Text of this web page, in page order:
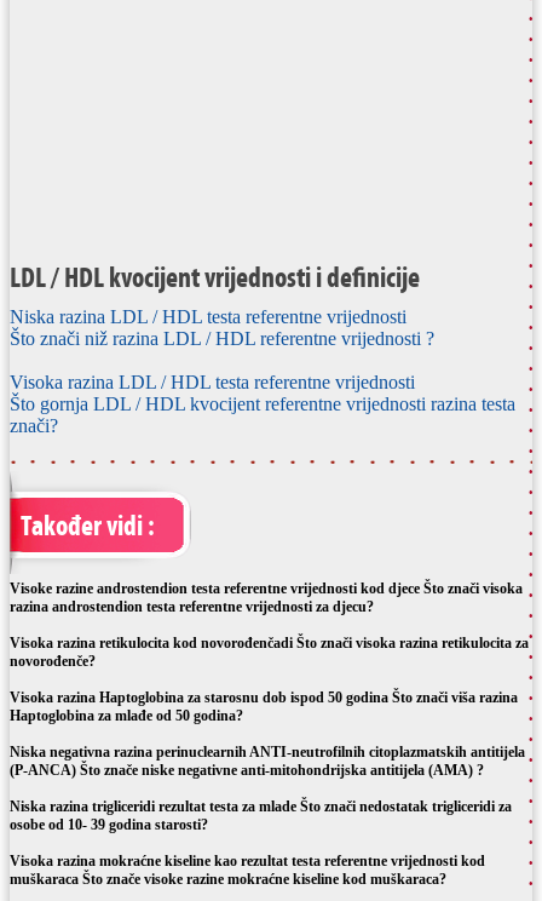
LDL / HDL kvocijent vrijednosti i definicije
Niska razina LDL / HDL testa referentne vrijednosti
Što znači niž razina LDL / HDL referentne vrijednosti ?
Visoka razina LDL / HDL testa referentne vrijednosti
Što gornja LDL / HDL kvocijent referentne vrijednosti razina testa
znači?
Također vidi :
Visoke razine androstendion testa referentne vrijednosti kod djece Što znači visoka
razina androstendion testa referentne vrijednosti za djecu?
Visoka razina retikulocita kod novorođenčadi Što znači visoka razina retikulocita za
novorođenče?
Visoka razina Haptoglobina za starosnu dob ispod 50 godina Što znači viša razina
Haptoglobina za mlađe od 50 godina?
Niska negativna razina perinuclearnih ANTI-neutrofilnih citoplazmatskih antitijela
(P-ANCA) Što znače niske negativne anti-mitohondrijska antitijela (AMA) ?
Niska razina trigliceridi rezultat testa za mlade Što znači nedostatak trigliceridi za
osobe od 10- 39 godina starosti?
Visoka razina mokraćne kiseline kao rezultat testa referentne vrijednosti kod
muškaraca Što znače visoke razine mokraćne kiseline kod muškaraca?